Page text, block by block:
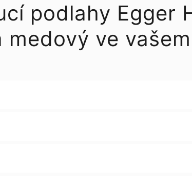
podlahy Egger
medový ve